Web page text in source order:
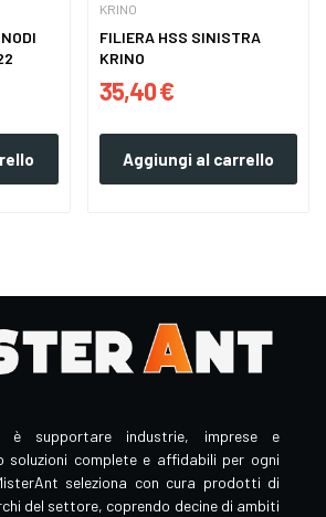
KRINO
FILIERA HSS SINISTRA
KRINO
35,40 €
Aggiungi al carrello
è supportare industrie, imprese e
soluzioni complete e affidabili per ogni
seleziona con cura prodotti di
del settore, coprendo decine di ambiti